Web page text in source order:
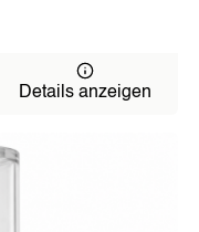
Details anzeigen